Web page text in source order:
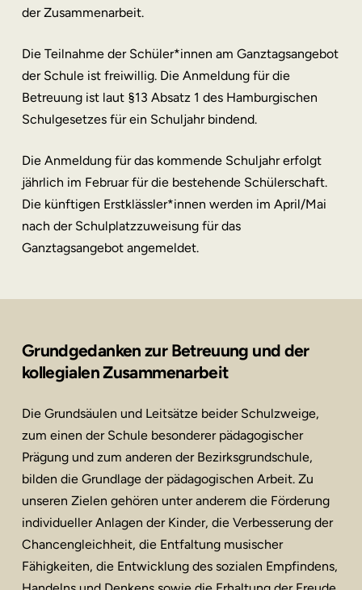
der Zusammenarbeit.
Die Teilnahme der Schüler*innen am Ganztagsangebot
der Schule ist freiwillig. Die Anmeldung für die
Betreuung ist laut §13 Absatz 1 des Hamburgischen
Schulgesetzes für ein Schuljahr bindend.
Die Anmeldung für das kommende Schuljahr erfolgt
jährlich im Februar für die bestehende Schülerschaft.
Die künftigen Erstklässler*innen werden im April/Mai
nach der Schulplatzzuweisung für das
Ganztagsangebot angemeldet.
Grundgedanken zur Betreuung und der
kollegialen Zusammenarbeit
Die Grundsäulen und Leitsätze beider Schulzweige,
zum einen der Schule besonderer pädagogischer
Prägung und zum anderen der Bezirksgrundschule,
bilden die Grundlage der pädagogischen Arbeit. Zu
unseren Zielen gehören unter anderem die Förderung
individueller Anlagen der Kinder, die Verbesserung der
Chancengleichheit, die Entfaltung musischer
Fähigkeiten, die Entwicklung des sozialen Empfindens,